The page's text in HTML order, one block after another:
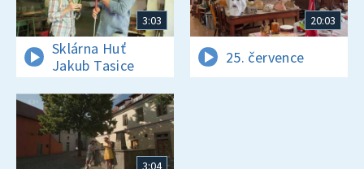
3:03
Sklárna Huť
Jakub Tasice
20:03
25. července
3:04